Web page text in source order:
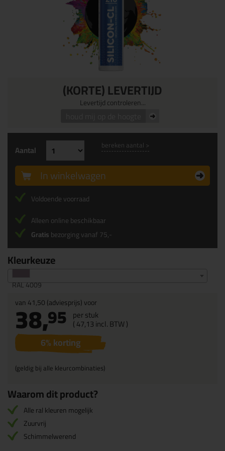
(KORTE) LEVERTIJD
Levertijd controleren...
Kleurkeuze
RAL 4009
van41,50(adviesprijs) voor
38,95 per stuk
(47,13incl. BTW )
6% korting
(geldig bij alle kleurcombinaties)
Aantal bereken aantal >
In winkelwagen
Voldoende voorraad
Alleen online beschikbaar
Gratisbezorging vanaf 75,-
Waarom dit product?
Alle ral kleuren mogelijk
Zuurvrij
Schimmelwerend